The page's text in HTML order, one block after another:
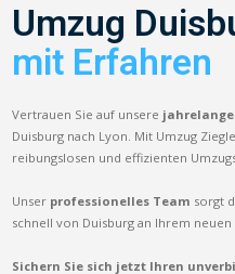
Umzug
mit Erfahren
Vertrauen Sie auf unsere
Duisburg nach Lyon. Mit Umzug
reibungslosen und effizienten
Unser professionelles Team sorgt
schnell von Duisburg an Ihrem
Sichern Sie sich jetzt Ihren